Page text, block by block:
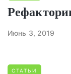
Июнь 3, 2019
СТАТЬИ